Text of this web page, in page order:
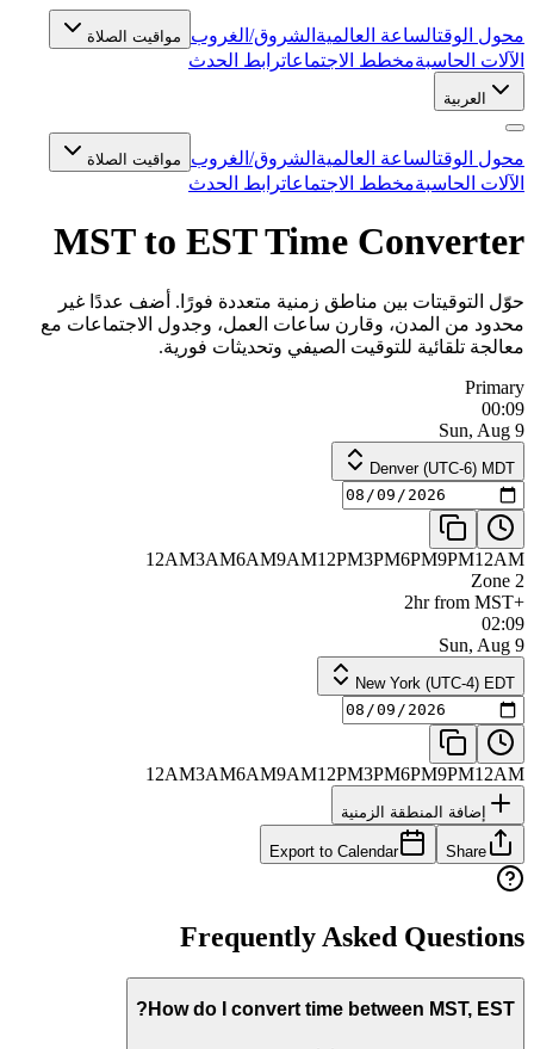
محول الوقتالساعة العالمية الشروق/الغروب مواقيت الصلاة
الآلات الحاسبةمخطط الاجتماعاترابط الحدث
العربية
محول الوقتالساعة العالمية الشروق/الغروب مواقيت الصلاة
الآلات الحاسبةمخطط الاجتماعاترابط الحدث
MST to EST Time Converter
حوّل التوقيتات بين مناطق زمنية متعددة فورًا. أضف عددًا غير
محدود من المدن، وقارن ساعات العمل، وجدول الاجتماعات مع
معالجة تلقائية للتوقيت الصيفي وتحديثات فورية.
Primary
00:09
Sun, Aug 9
Denver (UTC-6) MDT
12AM3AM6AM9AM12PM3PM6PM9PM12AM
Zone 2
+2hr from MST
02:09
Sun, Aug 9
New York (UTC-4) EDT
12AM3AM6AM9AM12PM3PM6PM9PM12AM
إضافة المنطقة الزمنية
Share
Export to Calendar
Frequently Asked Questions
How do I convert time between MST, EST?